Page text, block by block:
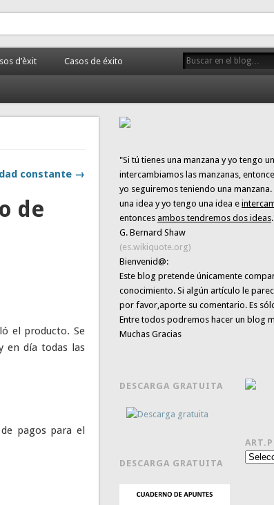
d’èxit Casos de éxito
constante →
de
el producto. Se
en día todas las
pagos para el
"Si tú tienes una manzana y yo tengo
intercambiamos las manzanas,
yo seguiremos teniendo una manzana.
una idea y yo tengo una idea e
entoncesambos tendremos dos ideas
G. Bernard Shaw
(es.wikiquote.org)
Bienvenid@:
Este blog pretende únicamente
conocimiento. Si algún artículo le
por favor,aporte su comentario. Es
Entre todos podremos hacer un blog
Muchas Gracias
DESCARGA GRATUITA
DESCARGA GRATUITA